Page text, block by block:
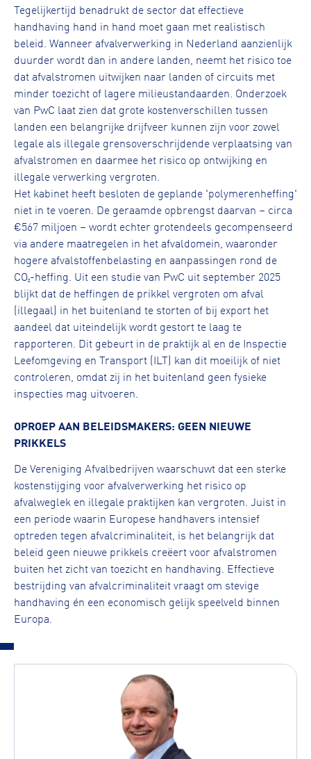
Tegelijkertijd benadrukt de sector dat effectieve
handhaving hand in hand moet gaan met realistisch
beleid. Wanneer afvalverwerking in Nederland aanzienlijk
duurder wordt dan in andere landen, neemt het risico toe
dat afvalstromen uitwijken naar landen of circuits met
minder toezicht of lagere milieustandaarden. Onderzoek
van PwC laat zien dat grote kostenverschillen tussen
landen een belangrijke drijfveer kunnen zijn voor zowel
legale als illegale grensoverschrijdende verplaatsing van
afvalstromen en daarmee het risico op ontwijking en
illegale verwerking vergroten.
Het kabinet heeft besloten de geplande 'polymerenheffing'
niet in te voeren. De geraamde opbrengst daarvan – circa
€567 miljoen – wordt echter grotendeels gecompenseerd
via andere maatregelen in het afvaldomein, waaronder
hogere afvalstoffenbelasting en aanpassingen rond de
CO₂-heffing. Uit een studie van PwC uit september 2025
blijkt dat de heffingen de prikkel vergroten om afval
(illegaal) in het buitenland te storten of bij export het
aandeel dat uiteindelijk wordt gestort te laag te
rapporteren. Dit gebeurt in de praktijk al en de Inspectie
Leefomgeving en Transport (ILT) kan dit moeilijk of niet
controleren, omdat zij in het buitenland geen fysieke
inspecties mag uitvoeren.
OPROEP AAN BELEIDSMAKERS: GEEN NIEUWE
PRIKKELS
De Vereniging Afvalbedrijven waarschuwt dat een sterke
kostenstijging voor afvalverwerking het risico op
afvalweglek en illegale praktijken kan vergroten. Juist in
een periode waarin Europese handhavers intensief
optreden tegen afvalcriminaliteit, is het belangrijk dat
beleid geen nieuwe prikkels creëert voor afvalstromen
buiten het zicht van toezicht en handhaving. Effectieve
bestrijding van afvalcriminaliteit vraagt om stevige
handhaving én een economisch gelijk speelveld binnen
Europa.